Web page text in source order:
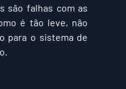
são falhas com as
é tão leve, não
para o sistema de